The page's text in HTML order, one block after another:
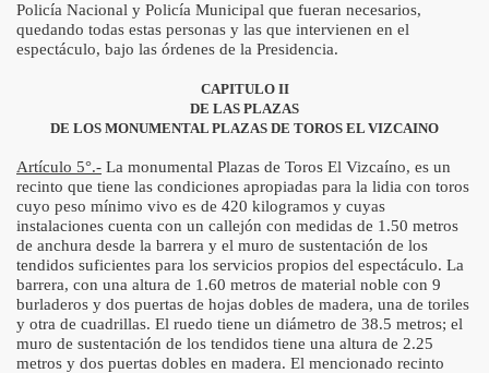
Policía Nacional y Policía Municipal que fueran necesarios,
quedando todas estas personas y las que intervienen en el
espectáculo, bajo las órdenes de la Presidencia.
CAPITULO II
DE LAS PLAZAS
DE LOS MONUMENTAL PLAZAS DE TOROS EL VIZCAINO
Artículo 5°.- La monumental Plazas de Toros El Vizcaíno, es un
recinto que tiene las condiciones apropiadas para la lidia con toros
cuyo peso mínimo vivo es de 420 kilogramos y cuyas
instalaciones cuenta con un callejón con medidas de 1.50 metros
de anchura desde la barrera y el muro de sustentación de los
tendidos suficientes para los servicios propios del espectáculo. La
barrera, con una altura de 1.60 metros de material noble con 9
burladeros y dos puertas de hojas dobles de madera, una de toriles
y otra de cuadrillas. El ruedo tiene un diámetro de 38.5 metros; el
muro de sustentación de los tendidos tiene una altura de 2.25
metros y dos puertas dobles en madera. El mencionado recinto
el Perú Taurino 2009
2008 - Novilleros
2008 - Becerristas, Rejoneadores y Aficionados
en el Perú 2008
- Matadores de Toros en el Perú
. Novilleros en el Perú
- Festivales, Rejoneo, Becerradas